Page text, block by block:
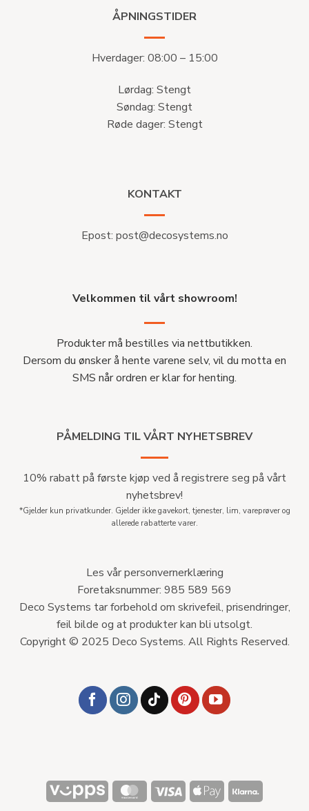
ÅPNINGSTIDER
Hverdager: 08:00 – 15:00
Lørdag: Stengt
Søndag: Stengt
Røde dager: Stengt
KONTAKT
Epost: post@decosystems.no
Velkommen til vårt showroom!
Produkter må bestilles via nettbutikken.
Dersom du ønsker å hente varene selv, vil du motta en
SMS når ordren er klar for henting.
PÅMELDING TIL VÅRT NYHETSBREV
10% rabatt på første kjøp ved å registrere seg på vårt
nyhetsbrev!
*Gjelder kun privatkunder. Gjelder ikke gavekort, tjenester, lim, vareprøver og
allerede rabatterte varer.
Les vår personvernerklæring
Foretaksnummer: 985 589 569
Deco Systems tar forbehold om skrivefeil, prisendringer,
feil bilde og at produkter kan bli utsolgt.
Copyright © 2025 Deco Systems. All Rights Reserved.
Vipps MasterCard
Visa
Apple
Pay
Klarna